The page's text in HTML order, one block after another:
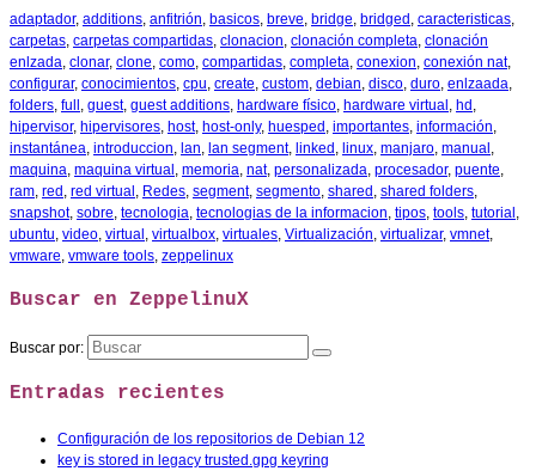
adaptador, additions, anfitrión, basicos, breve, bridge, bridged , caracteristicas,
carpetas, carpetas compartidas, clonacion, clonación completa, clonación
enlzada, clonar, clone, como, compartidas, completa, conexion, conexión nat,
configurar, conocimientos, cpu, create, custom, debian, disco, duro, enlzaada,
folders, full , guest, guest additions, hardware físico, hardware virtual , hd ,
hipervisor, hipervisores, host, host-only, huesped , importantes, información,
instantánea, introduccion, lan, lan segment, linked , linux, manjaro, manual ,
maquina, maquina virtual , memoria, nat, personalizada, procesador, puente,
ram, red , red virtual , Redes, segment, segmento, shared , shared folders,
snapshot, sobre, tecnologia, tecnologias de la informacion, tipos, tools, tutorial ,
ubuntu, video, virtual , virtualbox, virtuales, Virtualización, virtualizar, vmnet,
vmware, vmware tools, zeppelinux
Buscar en ZeppelinuX
Buscar por:
Entradas recientes
Configuración de los repositorios de Debian 12
key is stored in legacy trusted.gpg keyring